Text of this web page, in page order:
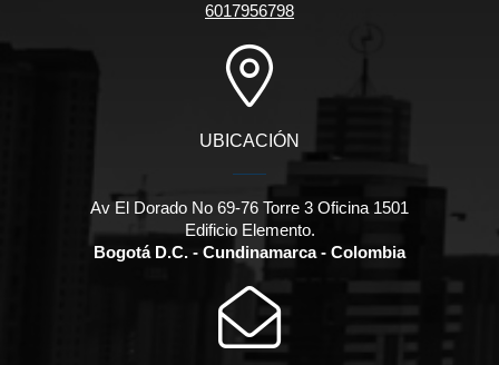
6017956798
UBICACIÓN
Av El Dorado No 69-76 Torre 3 Oficina 1501
Edificio Elemento.
Bogotá D.C. - Cundinamarca - Colombia